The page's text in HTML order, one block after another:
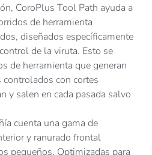
CoroPlus Tool Path ayuda a
de herramienta
diseñados específicamente
de la viruta. Esto se
de herramienta que generan
con cortes
y salen en cada pasada salvo
cuenta una gama de
y ranurado frontal
pequeños. Optimizadas para